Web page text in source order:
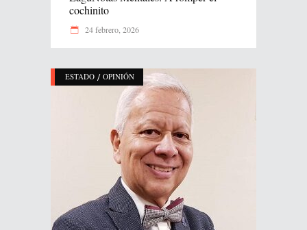
cochinito
24 febrero, 2026
ESTADO / OPINIÓN